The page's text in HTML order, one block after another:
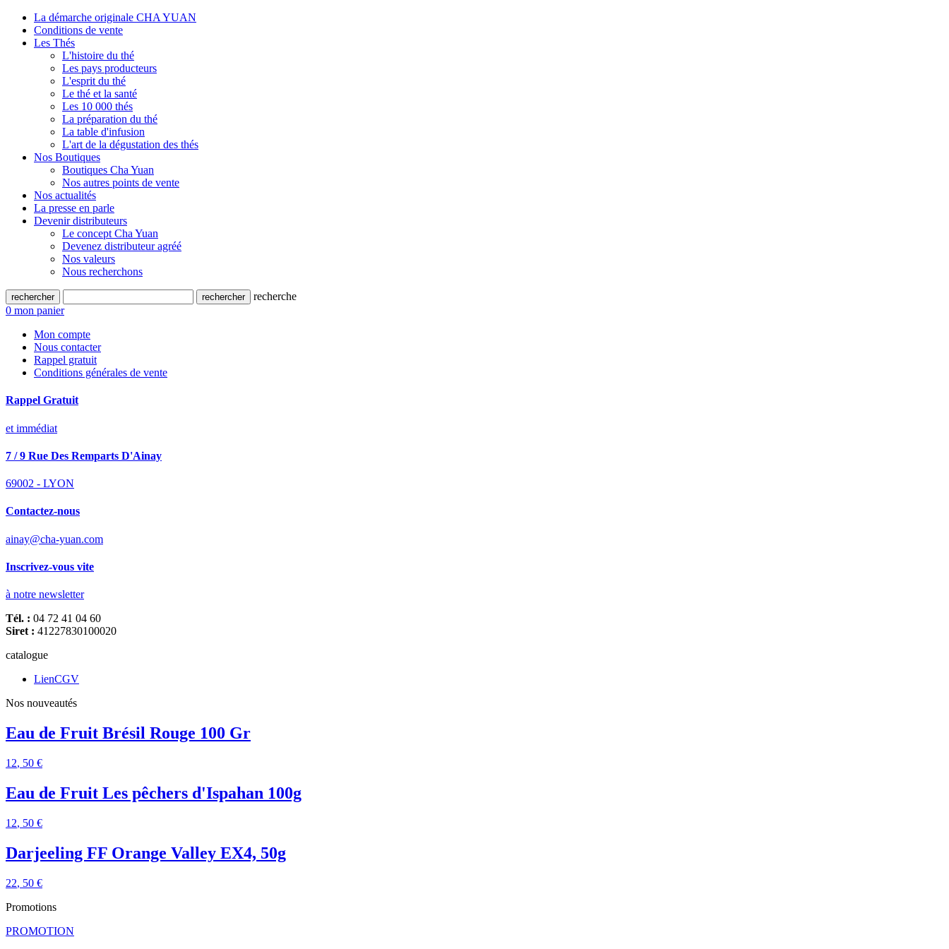
La démarche originale CHA YUAN
Conditions de vente
Les Thés
L'histoire du thé
Les pays producteurs
L'esprit du thé
Le thé et la santé
Les 10 000 thés
La préparation du thé
La table d'infusion
L'art de la dégustation des thés
Nos Boutiques
Boutiques Cha Yuan
Nos autres points de vente
Nos actualités
La presse en parle
Devenir distributeurs
Le concept Cha Yuan
Devenez distributeur agréé
Nos valeurs
Nous recherchons
recherche
0 mon panier
Mon compte
Nous contacter
Rappel gratuit
Conditions générales de vente
Rappel Gratuit
et immédiat
7 / 9 Rue Des Remparts D'Ainay
69002 - LYON
Contactez-nous
ainay@cha-yuan.com
Inscrivez-vous vite
à notre newsletter
Tél. : 04 72 41 04 60
Siret : 41227830100020
catalogue
LienCGV
Nos nouveautés
Eau de Fruit Brésil Rouge 100 Gr
12, 50 €
Eau de Fruit Les pêchers d'Ispahan 100g
12, 50 €
Darjeeling FF Orange Valley EX4, 50g
22, 50 €
Promotions
PROMOTION